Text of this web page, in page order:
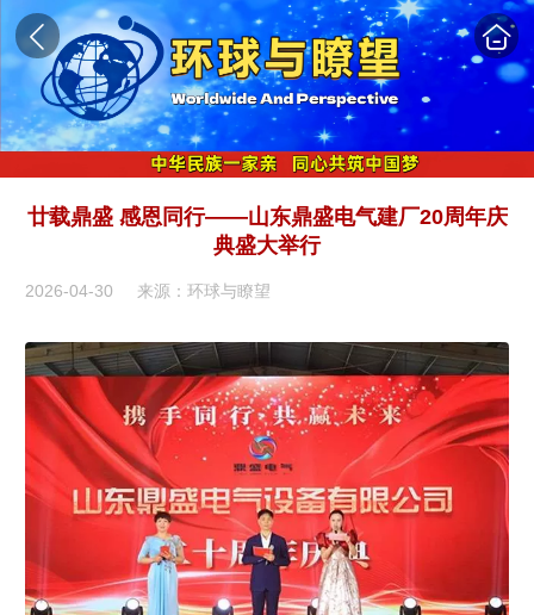
廿载鼎盛 感恩同行——山东鼎盛电气建厂20周年庆
典盛大举行
2026-04-30 来源：环球与瞭望